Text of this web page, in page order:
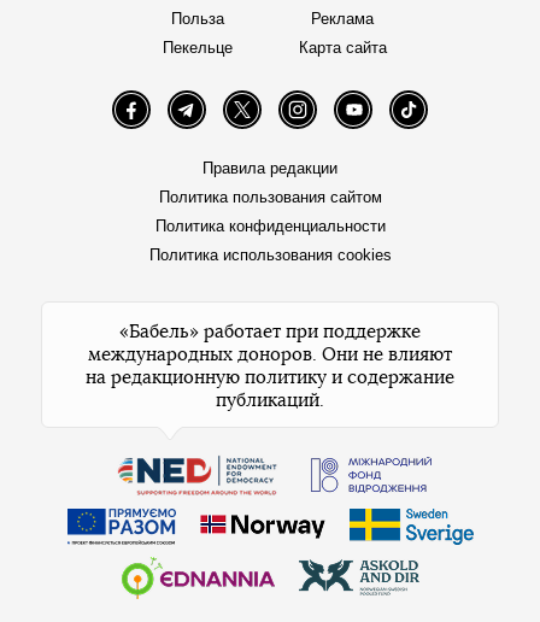
Польза
Пекельце
Реклама
Карта сайта
FacebookTelegramTwitter InstagramYouTube TikTok
Правила редакции
Политика пользования сайтом
Политика конфиденциальности
Политика использования cookies
«Бабель» работает при поддержке
международных доноров. Они не влияют
на редакционную политику и содержание
публикаций.